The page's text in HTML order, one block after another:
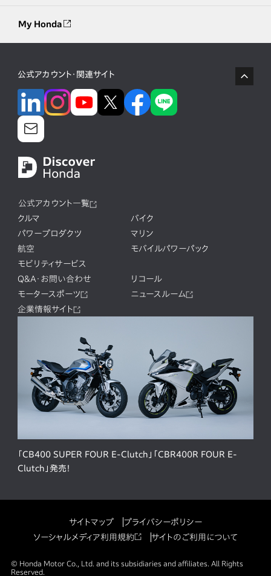
My Honda
公式アカウント・関連サイト
公式アカウント一覧
クルマ
バイク
パワープロダクツ
マリン
航空
モバイルパワーパック
モビリティサービス
Q&A・お問い合わせ
リコール
モータースポーツ
ニュースルーム
企業情報サイト
「CB400 SUPER FOUR E-Clutch」「CBR400R FOUR E-
Clutch」発売！
サイトマップ
プライバシーポリシー
ソーシャルメディア利用規約
サイトのご利用について
© Honda Motor Co., Ltd. and its subsidiaries and affiliates. All Rights
Reserved.